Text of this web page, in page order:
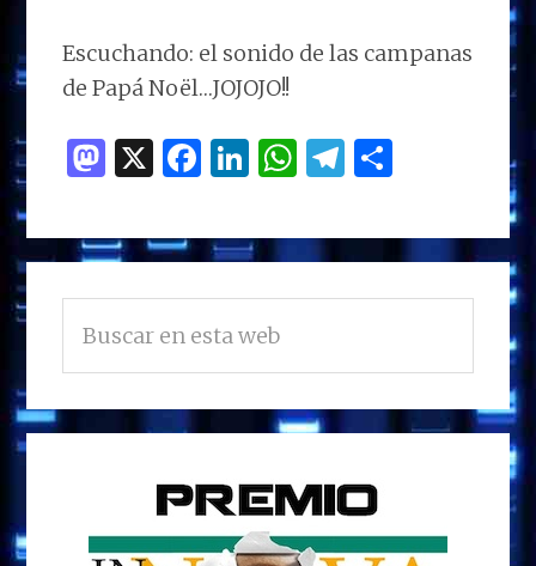
Escuchando: el sonido de las campanas
de Papá Noël…JOJOJO!!
M
to
d
o
n
X F
ce
b
o
o
k
Li
k
e
dI
n
W
at
s
A
p
T
e
g
ra
m
p
ar
r
BARRA
LATERAL
PRINCIPAL
en
esta
web